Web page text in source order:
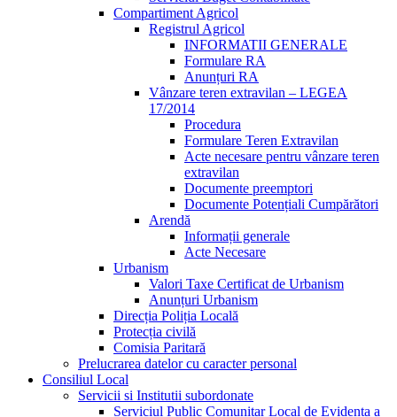
Compartiment Agricol
Registrul Agricol
INFORMATII GENERALE
Formulare RA
Anunțuri RA
Vânzare teren extravilan – LEGEA
17/2014
Procedura
Formulare Teren Extravilan
Acte necesare pentru vânzare teren
extravilan
Documente preemptori
Documente Potențiali Cumpărători
Arendă
Informații generale
Acte Necesare
Urbanism
Valori Taxe Certificat de Urbanism
Anunțuri Urbanism
Direcția Poliția Locală
Protecția civilă
Comisia Paritară
Prelucrarea datelor cu caracter personal
Consiliul Local
Servicii si Institutii subordonate
Serviciul Public Comunitar Local de Evidența a